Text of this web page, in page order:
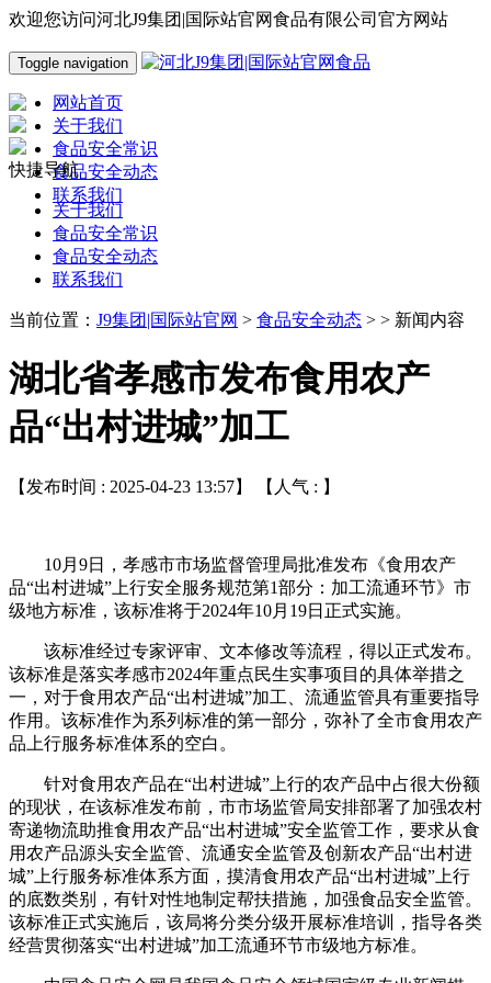
欢迎您访问河北J9集团|国际站官网食品有限公司官方网站
Toggle navigation
网站首页
关于我们
食品安全常识
食品安全动态
联系我们
快捷导航
关于我们
食品安全常识
食品安全动态
联系我们
当前位置： J9集团|国际站官网 > 食品安全动态 > > 新闻内容
湖北省孝感市发布食用农产
品“出村进城”加工
【发布时间 : 2025-04-23 13:57】 【人气 : 】
10月9日，孝感市市场监督管理局批准发布《食用农产
品“出村进城”上行安全服务规范第1部分：加工流通环节》市
级地方标准，该标准将于2024年10月19日正式实施。
该标准经过专家评审、文本修改等流程，得以正式发布。
该标准是落实孝感市2024年重点民生实事项目的具体举措之
一，对于食用农产品“出村进城”加工、流通监管具有重要指导
作用。该标准作为系列标准的第一部分，弥补了全市食用农产
品上行服务标准体系的空白。
针对食用农产品在“出村进城”上行的农产品中占很大份额
的现状，在该标准发布前，市市场监管局安排部署了加强农村
寄递物流助推食用农产品“出村进城”安全监管工作，要求从食
用农产品源头安全监管、流通安全监管及创新农产品“出村进
城”上行服务标准体系方面，摸清食用农产品“出村进城”上行
的底数类别，有针对性地制定帮扶措施，加强食品安全监管。
该标准正式实施后，该局将分类分级开展标准培训，指导各类
经营贯彻落实“出村进城”加工流通环节市级地方标准。